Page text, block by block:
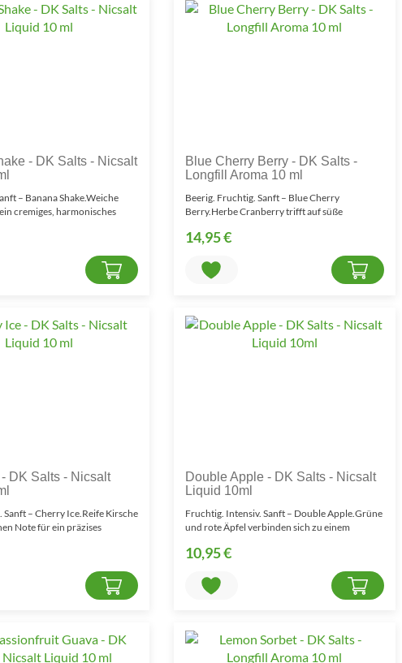
- DK Salts - Nicsalt
– Banana Shake.Weiche
cremiges, harmonisches
Blue Cherry Berry - DK Salts -
Longfill Aroma 10 ml
Beerig. Fruchtig. Sanft – Blue Cherry
Berry.Herbe Cranberry trifft auf süße
14,95 €
DK Salts - Nicsalt
Sanft – Cherry Ice.Reife Kirsche
Note für ein präzises
Double Apple - DK Salts - Nicsalt
Liquid 10ml
Fruchtig. Intensiv. Sanft – Double Apple.Grüne
und rote Äpfel verbinden sich zu einem
10,95 €